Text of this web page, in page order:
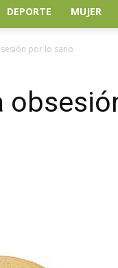
DEPORTE MUJER
por lo sano